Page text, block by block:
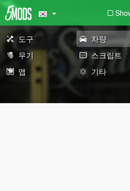
도구 차량
무기
스크립트
맵
기타